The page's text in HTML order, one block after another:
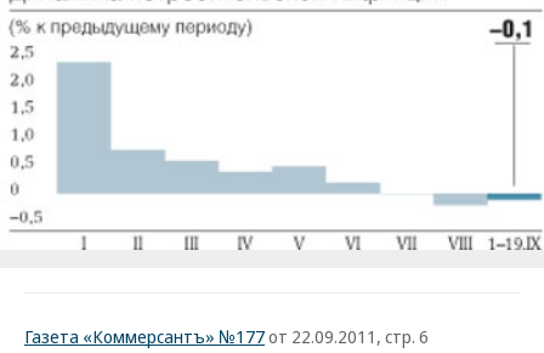
Газета «Коммерсантъ» №177от 22.09.2011, стр. 6